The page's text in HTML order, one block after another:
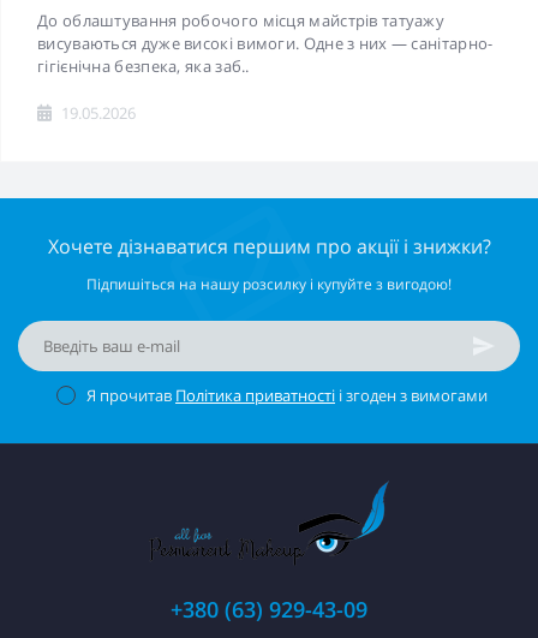
До облаштування робочого місця майстрів татуажу
висуваються дуже високі вимоги. Одне з них — санітарно-
гігієнічна безпека, яка заб..
19.05.2026
Хочете дізнаватися першим про акції і знижки?
Підпишіться на нашу розсилку і купуйте з вигодою!
Я прочитав Політика приватності і згоден з вимогами
+380 (63) 929-43-09